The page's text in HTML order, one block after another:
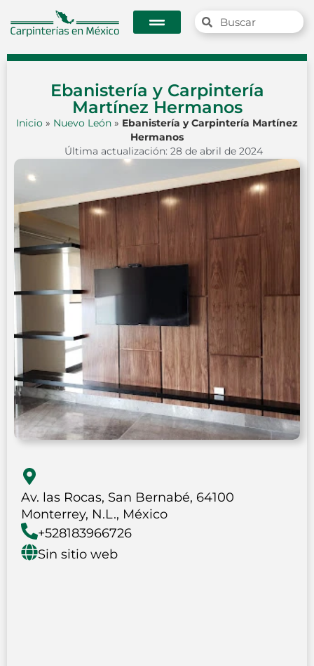
Ebanistería y Carpintería
Martínez Hermanos
Inicio » Nuevo León » Ebanistería y Carpintería Martínez
Hermanos
Última actualización: 28 de abril de 2024
Av. las Rocas, San Bernabé, 64100
Monterrey, N.L., México
+528183966726
Sin sitio web